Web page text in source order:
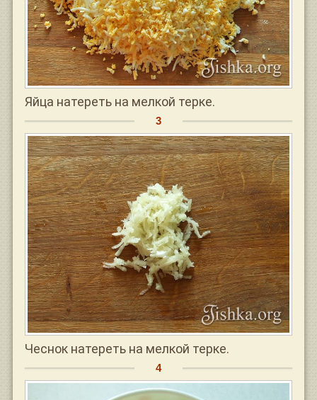
Яйца натереть на мелкой терке.
Чеснок натереть на мелкой терке.